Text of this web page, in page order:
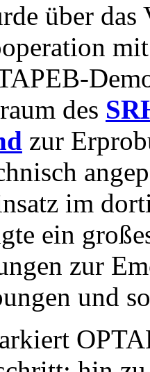
über
des
zur
im
ein
zur
und